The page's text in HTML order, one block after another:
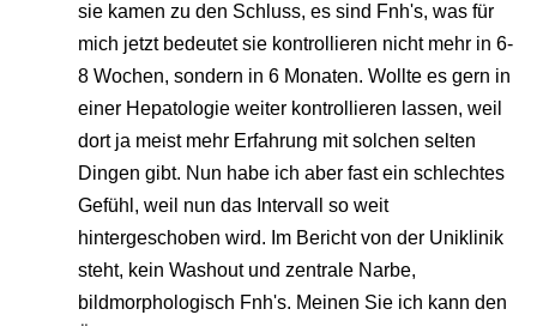
sie kamen zu den Schluss, es sind Fnh's, was für
mich jetzt bedeutet sie kontrollieren nicht mehr in 6-
8 Wochen, sondern in 6 Monaten. Wollte es gern in
einer Hepatologie weiter kontrollieren lassen, weil
dort ja meist mehr Erfahrung mit solchen selten
Dingen gibt. Nun habe ich aber fast ein schlechtes
Gefühl, weil nun das Intervall so weit
hintergeschoben wird. Im Bericht von der Uniklinik
steht, kein Washout und zentrale Narbe,
bildmorphologisch Fnh's. Meinen Sie ich kann den